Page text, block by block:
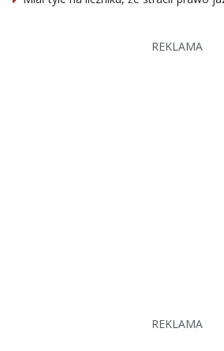
REKLAMA
REKLAMA